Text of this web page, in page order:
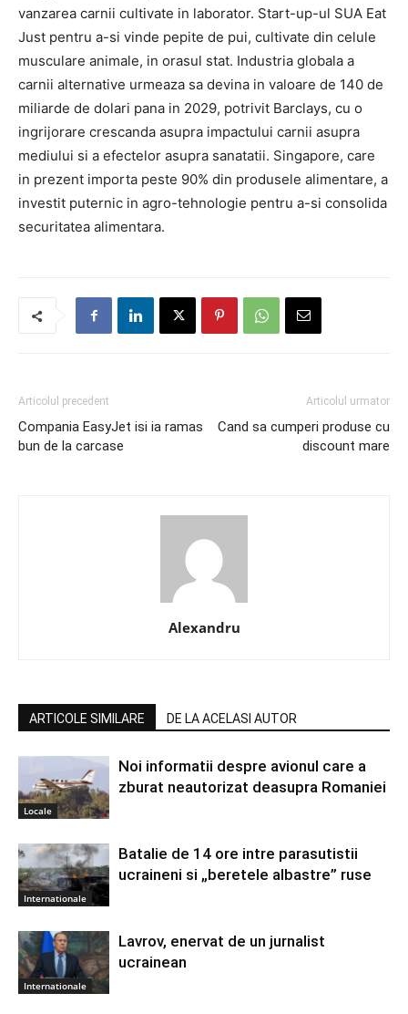
vanzarea carnii cultivate in laborator. Start-up-ul SUA Eat
Just pentru a-si vinde pepite de pui, cultivate din celule
musculare animale, in orasul stat. Industria globala a
carnii alternative urmeaza sa devina in valoare de 140 de
miliarde de dolari pana in 2029, potrivit Barclays, cu o
ingrijorare crescanda asupra impactului carnii asupra
mediului si a efectelor asupra sanatatii. Singapore, care
in prezent importa peste 90% din produsele alimentare, a
investit puternic in agro-tehnologie pentru a-si consolida
securitatea alimentara.
Articolul precedent
Compania EasyJet isi ia ramas
bun de la carcase
Articolul urmator
Cand sa cumperi produse cu
discount mare
Alexandru
ARTICOLE SIMILARE DE LA ACELASI AUTOR
Locale
Noi informatii despre avionul care a
zburat neautorizat deasupra Romaniei
Internationale
Batalie de 14 ore intre parasutistii
ucraineni si „beretele albastre” ruse
Internationale
Lavrov, enervat de un jurnalist
ucrainean